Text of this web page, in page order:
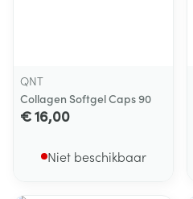
QNT
Collagen Softgel Caps 90
€ 16,00
Niet beschikbaar